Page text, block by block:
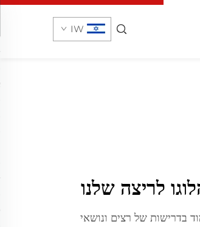
IW
לריצה שלנו
בדרישות של רצים ונושאי